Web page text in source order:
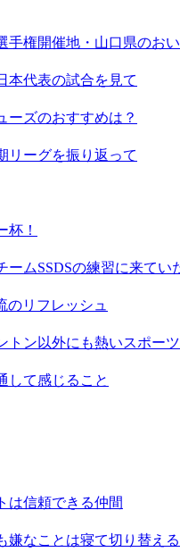
手権開催地・山口県のお
本代表の試合を見て
ーズのおすすめは？
リーグを振り返って
杯！
ムSSDSの練習に来てい
のリフレッシュ
トン以外にも熱いスポー
して感じること
は信頼できる仲間
嫌なことは寝て切り替える